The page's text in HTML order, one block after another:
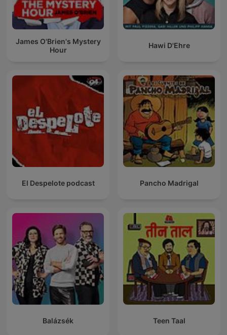
James O'Brien's Mystery
Hour
Hawi D'Ehre
El Despelote podcast Pancho Madrigal
Balázsék Teen Taal